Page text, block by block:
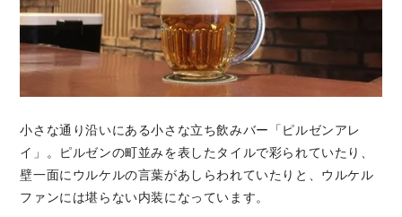
小さな通り沿いにある小さな立ち飲みバー「ピルゼンアレ
イ」。ピルゼンの町並みを表したタイルで彩られていたり、
壁一面にウルケルの言葉があしらわれていたりと、ウルケル
ファンには堪らない内装になっています。